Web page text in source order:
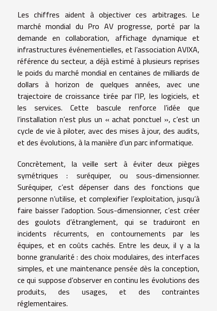
Les chiffres aident à objectiver ces arbitrages. Le
marché mondial du Pro AV progresse, porté par la
demande en collaboration, affichage dynamique et
infrastructures événementielles, et l’association AVIXA,
référence du secteur, a déjà estimé à plusieurs reprises
le poids du marché mondial en centaines de milliards de
dollars à horizon de quelques années, avec une
trajectoire de croissance tirée par l’IP, les logiciels, et
les services. Cette bascule renforce l’idée que
l’installation n’est plus un « achat ponctuel », c’est un
cycle de vie à piloter, avec des mises à jour, des audits,
et des évolutions, à la manière d’un parc informatique.
Concrètement, la veille sert à éviter deux pièges
symétriques : suréquiper, ou sous-dimensionner.
Suréquiper, c’est dépenser dans des fonctions que
personne n’utilise, et complexifier l’exploitation, jusqu’à
faire baisser l’adoption. Sous-dimensionner, c’est créer
des goulots d’étranglement, qui se traduiront en
incidents récurrents, en contournements par les
équipes, et en coûts cachés. Entre les deux, il y a la
bonne granularité : des choix modulaires, des interfaces
simples, et une maintenance pensée dès la conception,
ce qui suppose d’observer en continu les évolutions des
produits, des usages, et des contraintes
réglementaires.